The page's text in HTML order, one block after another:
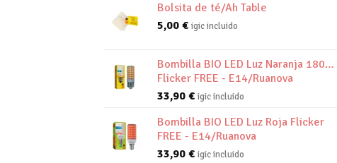
Bolsita de té/Ah Table
5,00 € igic incluido
Bombilla BIO LED Luz Naranja 1800K
Flicker FREE - E14/Ruanova
33,90 € igic incluido
Bombilla BIO LED Luz Roja Flicker
FREE - E14/Ruanova
33,90 € igic incluido